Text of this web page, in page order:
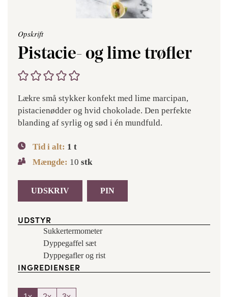
Opskrift
Pistacie- og lime trøfler
Lækre små stykker konfekt med lime marcipan,
pistacienødder og hvid chokolade. Den perfekte
blanding af syrlig og sød i én mundfuld.
Tid i alt: 1 t
Mængde: 10 stk
UDSKRIV PIN
UDSTYR
Sukkertermometer
Dyppegaffel sæt
Dyppegafler og rist
INGREDIENSER